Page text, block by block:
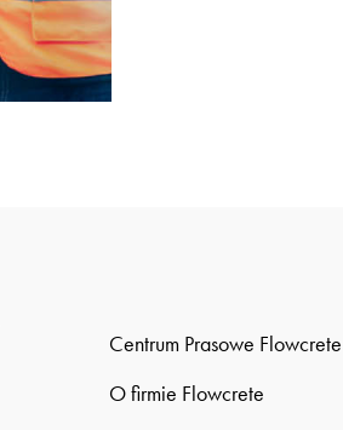
Centrum Prasowe Flowcrete
O firmie Flowcrete